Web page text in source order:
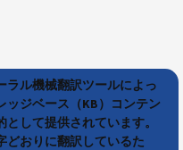
ラル機械翻訳ツールによっ
ッジベース（KB）コンテン
して提供されています。
どおりに翻訳しているた